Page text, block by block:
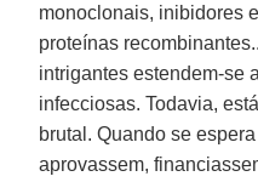
monoclonais, inibidores
proteínas
intrigantes estendem-se
infecciosas. Todavia,
brutal. Quando se
aprovassem,